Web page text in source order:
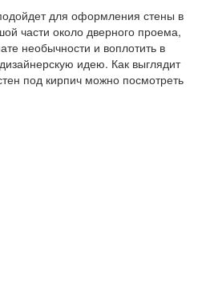
для оформления стены в
части около дверного проема,
необычности и воплотить в
идею. Как выглядит
под кирпич можно посмотреть